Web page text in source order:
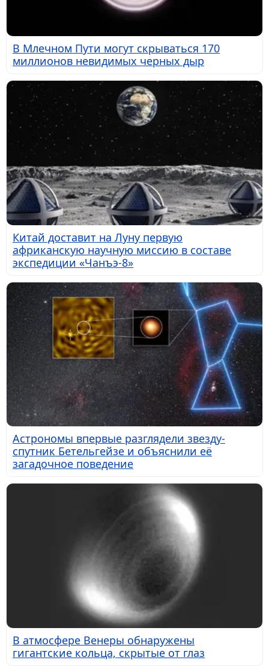
В Млечном Пути могут скрываться 170
миллионов невидимых черных дыр
Китай доставит на Луну первую
африканскую научную миссию в составе
экспедиции «Чанъэ-8»
Астрономы впервые разглядели звезду-
спутник Бетельгейзе и объяснили её
загадочное поведение
В атмосфере Венеры обнаружены
гигантские кольца, скрытые от глаз